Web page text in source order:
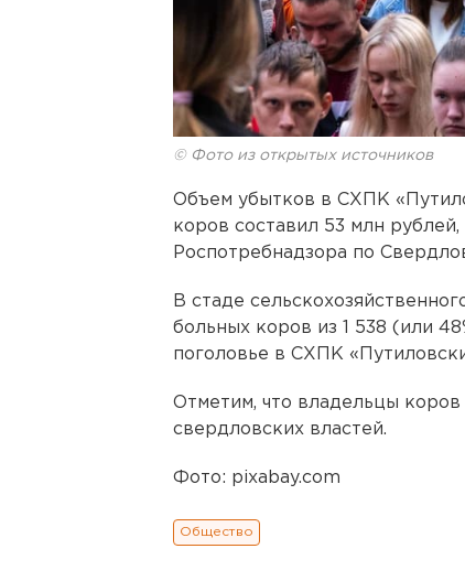
© Фото из открытых источников
Объем убытков в СХПК
коров составил 53 млн
Роспотребнадзора по
В стаде
больных коров из 1 538 (или
поголовье в СХПК
Отметим, что владельцы коров
свердловских властей.
Фото: pixabay.com
Общество